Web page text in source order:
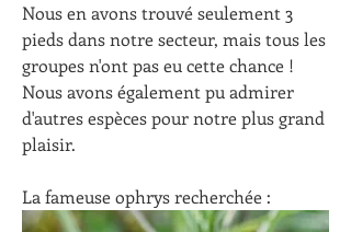
Nous en avons trouvé seulement 3
pieds dans notre secteur, mais tous les
groupes n'ont pas eu cette chance !
Nous avons également pu admirer
d'autres espèces pour notre plus grand
plaisir.
La fameuse ophrys recherchée :